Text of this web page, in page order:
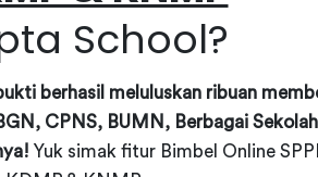
School?
berhasil meluluskan ribuan
CPNS, BUMN, Berbagai Sekolah
Yuk simak fitur Bimbel Online